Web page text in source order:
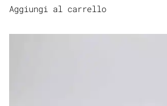
Aggiungi al carrello